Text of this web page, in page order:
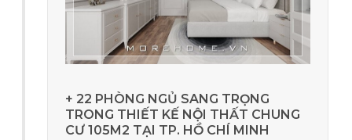
+ 22 PHÒNG NGỦ SANG TRỌNG
TRONG THIẾT KẾ NỘI THẤT CHUNG
CƯ 105M2 TẠI TP. HỒ CHÍ MINH